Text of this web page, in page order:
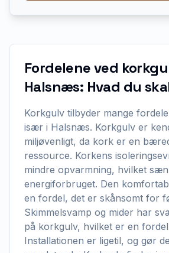
Fordelene ved
Halsnæs: Hvad du
Korkgulv tilbyder mange
især i Halsnæs. Korkgulv er
miljøvenligt, da kork er en
ressource. Korkens
mindre opvarmning, hvilket
energiforbruget. Den
en fordel, det er skånsomt for
Skimmelsvamp og mider har
på korkgulv, hvilket er en
Installationen er ligetil, og gør